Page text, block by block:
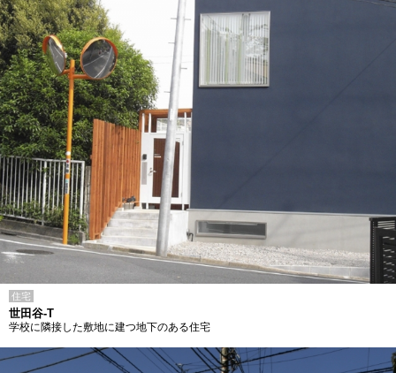
住宅
世田谷-T
学校に隣接した敷地に建つ地下のある住宅